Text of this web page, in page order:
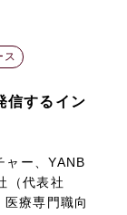
ス
信するイン
ャー、YANB
（代表社
療専門職向